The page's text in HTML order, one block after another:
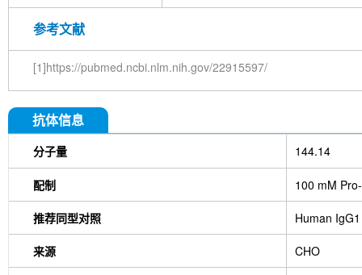
参考文献
[1]https://pubmed.ncbi.nlm.nih.gov/22915597/
抗体信息
分子量 144.14
配制 100 mM
推荐同型对照 Human IgG1
来源 CHO